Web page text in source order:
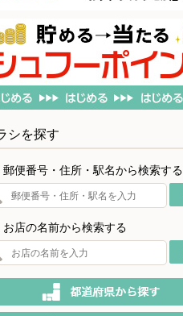
シを探す
郵便番号・住所・駅名から検索する
お店の名前から検索する